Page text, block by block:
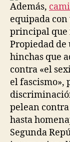
Además,
equipada
principal que
Propiedad de
hinchas que
contra «el
el fascismo»,
pelean
hasta
Segunda